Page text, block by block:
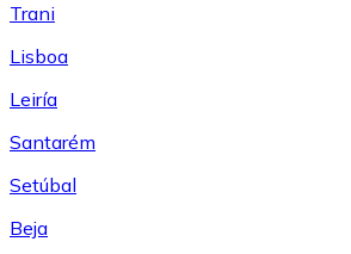
Trani
Lisboa
Leiría
Santarém
Setúbal
Beja